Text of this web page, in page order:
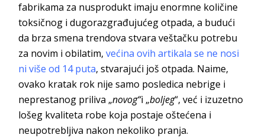
fabrikama za nusprodukt imaju enormne količine
toksičnog i dugorazgrađujućeg otpada, a budući
da brza smena trendova stvara veštačku potrebu
za novim i obilatim,većina ovih artikala se ne nosi
ni više od 14 puta, stvarajući još otpada. Naime,
ovako kratak rok nije samo posledica nebrige i
neprestanog priliva „novog“i „boljeg“, već i izuzetno
lošeg kvaliteta robe koja postaje oštećena i
neupotrebljiva nakon nekoliko pranja.